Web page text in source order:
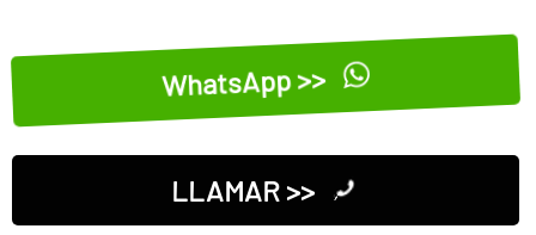
WhatsApp >>
LLAMAR >>